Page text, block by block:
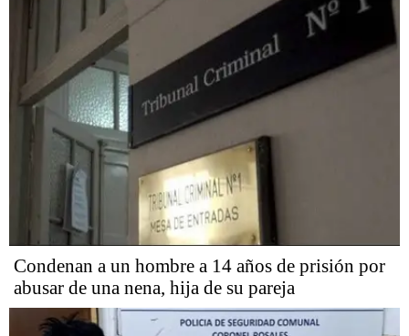
Condenan a un hombre a 14 años de prisión por
abusar de una nena, hija de su pareja